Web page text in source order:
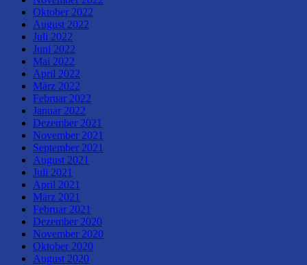
Oktober 2022
August 2022
Juli 2022
Juni 2022
Mai 2022
April 2022
März 2022
Februar 2022
Januar 2022
Dezember 2021
November 2021
September 2021
August 2021
Juli 2021
April 2021
März 2021
Februar 2021
Dezember 2020
November 2020
Oktober 2020
August 2020